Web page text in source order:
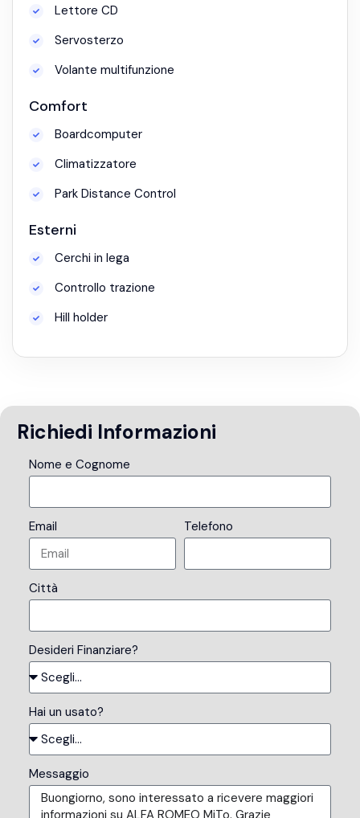
Lettore CD
Servosterzo
Volante multifunzione
Comfort
Boardcomputer
Climatizzatore
Park Distance Control
Esterni
Cerchi in lega
Controllo trazione
Hill holder
Richiedi Informazioni
Nome e Cognome
Email Telefono
Città
Desideri Finanziare?
Hai un usato?
Messaggio